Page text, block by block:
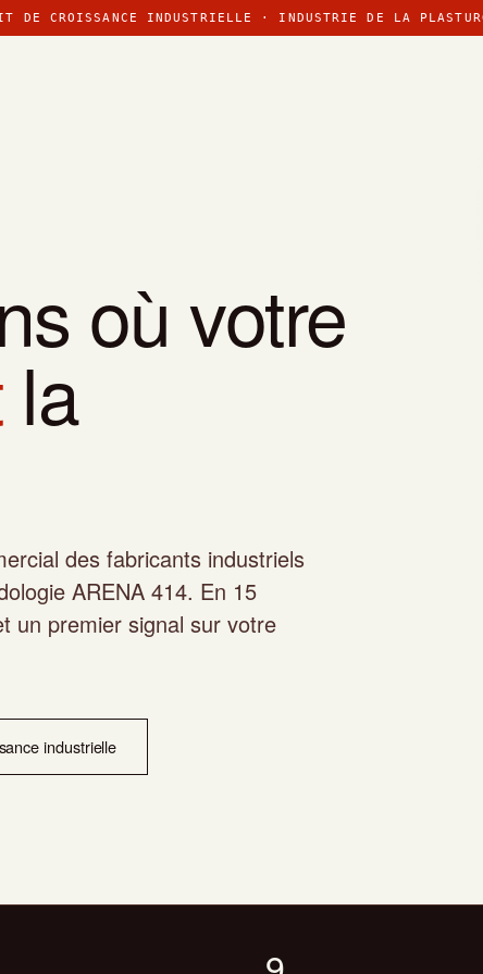
DE CROISSANCE INDUSTRIELLE · INDUSTRIE DE LA
où votre
la
des fabricants industriels
ARENA 414. En 15
un premier signal sur votre
industrielle